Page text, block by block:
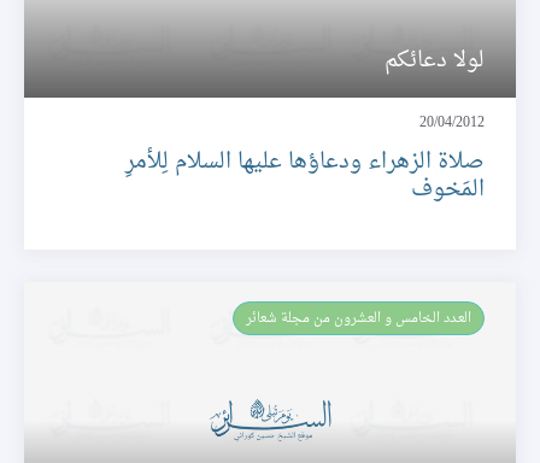
لولا دعائكم
20/04/2012
صلاة الزهراء ودعاؤها عليها السلام لِلأمرِ
المَخوف
العـدد الخامس و العشرون من مجلة شعائر